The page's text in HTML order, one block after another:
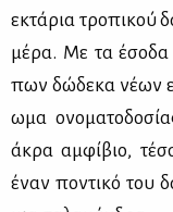
εκτά­ρια τρο­πι­κού
μέ­ρα. Με τα έσο­δα
πων δώ­δε­κα νέ­ων
ω­μα
άκρα αμ­φί­βιο,
έναν πο­ντι­κό του